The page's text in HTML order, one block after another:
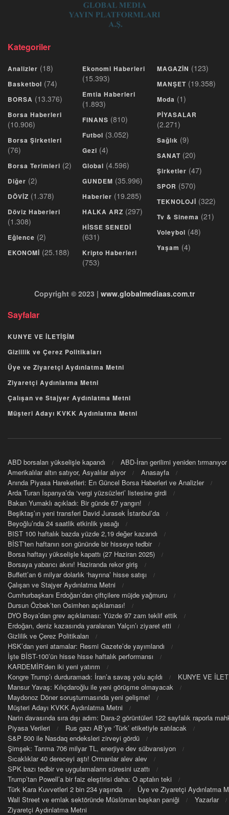
Kategoriler
Analizler (18)
Basketbol (74)
BORSA (13.376)
Borsa Haberleri
(10.906)
Borsa Şirketleri
(76)
Borsa Terimleri (2)
Diğer (2)
DÖVİZ (1.378)
Döviz Haberleri
(1.308)
Eğlence (2)
EKONOMİ (25.188)
Ekonomi Haberleri
(15.393)
Emtia Haberleri
(1.893)
FINANS (810)
Futbol (3.052)
Gezi (4)
Global (4.596)
GUNDEM (35.996)
Haberler (19.285)
HALKA ARZ (297)
HİSSE SENEDİ
(631)
Kripto Haberleri
(753)
MAGAZİN (123)
MANŞET (19.358)
Moda (1)
PİYASALAR
(2.271)
Sağlık (9)
SANAT (20)
Şirketler (47)
SPOR (570)
TEKNOLOJİ (322)
Tv & Sinema (21)
Voleybol (48)
Yaşam (4)
Copyright © 2023 | www.globalmediaas.com.tr
Sayfalar
KUNYE VE İLETİŞİM
Gizlilik ve Çerez Politikaları
Üye ve Ziyaretçi Aydınlatma Metni
Ziyaretçi Aydınlatma Metni
Çalışan ve Stajyer Aydınlatma Metni
Müşteri Adayı KVKK Aydınlatma Metni
ABD borsaları yükselişle kapandı
ABD-İran gerilimi yeniden tırmanıyor
Amerikalılar altın satıyor, Asyalılar alıyor
Anasayfa
Anında Piyasa Hareketleri: En Güncel Borsa Haberleri ve Analizler
Arda Turan İspanya’da ‘vergi yüzsüzleri’ listesine girdi
Bakan Yumaklı açıkladı: Bir günde 67 yangın!
Beşiktaş’ın yeni transferi David Jurasek İstanbul’da
Beyoğlu’nda 24 saatlik etkinlik yasağı
BIST 100 haftalık bazda yüzde 2,19 değer kazandı
BİST’ten haftanın son gününde bir hisseye tedbir
Borsa haftayı yükselişle kapattı (27 Haziran 2025)
Borsaya yabancı akını! Haziranda rekor giriş
Buffett’an 6 milyar dolarlık ‘hayrına’ hisse satışı
Çalışan ve Stajyer Aydınlatma Metni
Cumhurbaşkanı Erdoğan’dan çiftçilere müjde yağmuru
Dursun Özbek’ten Osimhen açıklaması!
DYO Boya’dan grev açıklaması: Yüzde 97 zam teklif ettik
Erdoğan, deniz kazasında yaralanan Yalçın’ı ziyaret etti
Gizlilik ve Çerez Politikaları
HSK’dan yeni atamalar: Resmi Gazete’de yayımlandı
İşte BİST-100’ün hisse hisse haftalık performansı
KARDEMİR’den iki yeni yatırım
Kongre Trump’ı durduramadı: İran’a savaş yolu açıldı
KUNYE VE
Mansur Yavaş: Kılıçdaroğlu ile yeni görüşme olmayacak
Maydonoz Döner soruşturmasında yeni gelişme!
Müşteri Adayı KVKK Aydınlatma Metni
Narin davasında sıra dışı adım: Dara-2 görüntüleri 122 sayfalık raporla
Piyasa Verileri
Rus gazı AB’ye ‘Türk’ etiketiyle satılacak
S&P 500 ile Nasdaq endeksleri zirveyi gördü
Şimşek: Tarıma 706 milyar TL, enerjiye dev sübvansiyon
Sıcaklıklar 40 dereceyi aştı! Ormanlar alev alev
SPK bazı tedbir ve uygulamaların süresini uzattı
Trump’tan Powell’a bir faiz eleştirisi daha: O aptalın teki
Türk Kara Kuvvetleri 2 bin 234 yaşında
Üye ve Ziyaretçi Aydınlatma
Wall Street ve emlak sektöründe Müslüman başkan paniği
Yazarlar
Ziyaretçi Aydınlatma Metni